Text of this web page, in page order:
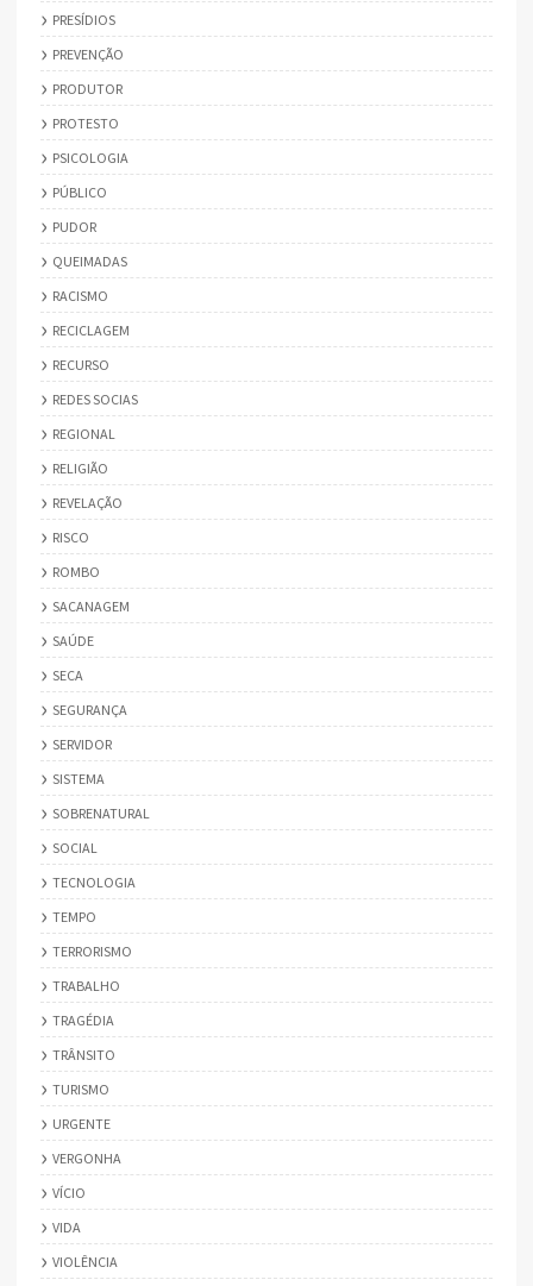
PRESÍDIOS
PREVENÇÃO
PRODUTOR
PROTESTO
PSICOLOGIA
PÚBLICO
PUDOR
QUEIMADAS
RACISMO
RECICLAGEM
RECURSO
REDES SOCIAS
REGIONAL
RELIGIÃO
REVELAÇÃO
RISCO
ROMBO
SACANAGEM
SAÚDE
SECA
SEGURANÇA
SERVIDOR
SISTEMA
SOBRENATURAL
SOCIAL
TECNOLOGIA
TEMPO
TERRORISMO
TRABALHO
TRAGÉDIA
TRÂNSITO
TURISMO
URGENTE
VERGONHA
VÍCIO
VIDA
VIOLÊNCIA